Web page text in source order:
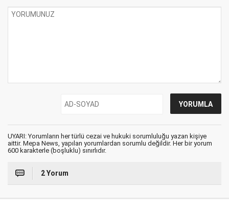
UYARI: Yorumların her türlü cezai ve hukuki sorumluluğu yazan kişiye
aittir. Mepa News, yapılan yorumlardan sorumlu değildir. Her bir yorum
600 karakterle (boşluklu) sınırlıdır.
2 Yorum